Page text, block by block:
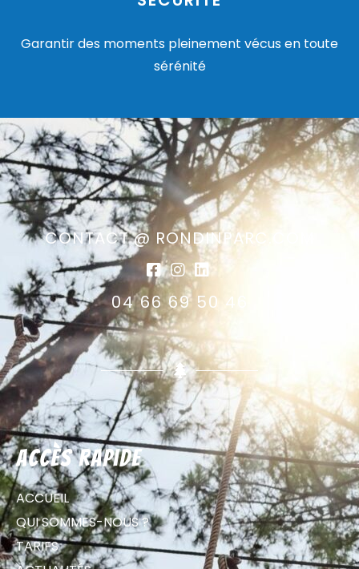
Garantir des moments pleinement vécus en toute
sérénité
CONTACT @ RONDINPARC.COM
04 66 69 50 46
Accès rapide
ACCUEIL
QUI SOMMES-NOUS ?
TARIFS